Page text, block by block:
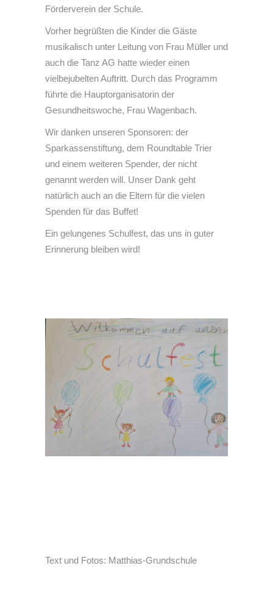
Förderverein der Schule.
Vorher begrüßten die Kinder die Gäste
musikalisch unter Leitung von Frau Müller und
auch die Tanz AG hatte wieder einen
vielbejubelten Auftritt. Durch das Programm
führte die Hauptorganisatorin der
Gesundheitswoche, Frau Wagenbach.
Wir danken unseren Sponsoren: der
Sparkassenstiftung, dem Roundtable Trier
und einem weiteren Spender, der nicht
genannt werden will. Unser Dank geht
natürlich auch an die Eltern für die vielen
Spenden für das Buffet!
Ein gelungenes Schulfest, das uns in guter
Erinnerung bleiben wird!
Text und Fotos: Matthias-Grundschule